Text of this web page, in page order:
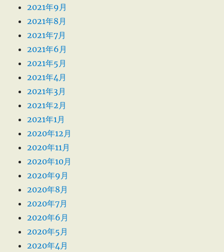
2021年9月
2021年8月
2021年7月
2021年6月
2021年5月
2021年4月
2021年3月
2021年2月
2021年1月
2020年12月
2020年11月
2020年10月
2020年9月
2020年8月
2020年7月
2020年6月
2020年5月
2020年4月